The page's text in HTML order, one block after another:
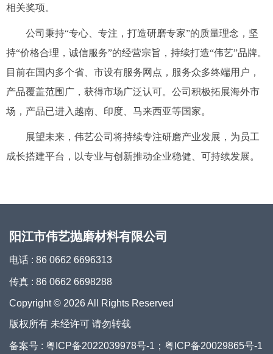
相关奖项。
公司秉持“专心、专注，打造研磨专家”的质量理念，坚
持“价格合理，诚信服务”的经营宗旨，持续打造“伟艺”品牌。
目前在国内多个省、市设有服务网点，服务众多终端用户，
产品覆盖范围广，获得市场广泛认可。公司积极拓展海外市
场，产品已进入越南、印度、马来西亚等国家。
展望未来，伟艺公司将持续专注研磨产业发展，为员工
成长搭建平台，以专业与创新推动企业稳健、可持续发展。
阳江市伟艺抛磨材料有限公司
电话 : 86 0662 6696313
传真 : 86 0662 6698288
Copyright © 2026 All Rights Reserved
版权所有 未经许可 请勿转载
备案号 : 粤ICP备2022039978号-1；粤ICP备20029865号-1